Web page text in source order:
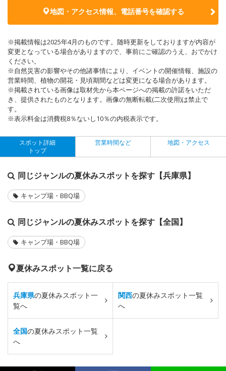
地図・アクセス情報、電話番号を確認する
※掲載情報は2025年4月のものです。随時更新をしておりますが内容が
変更となっている場合がありますので、事前にご確認のうえ、おでかけ
ください。
※自然災害の影響やその他諸事情により、イベントの開催情報、施設の
営業時間、植物の開花・見頃期間などは変更になる場合があります。
※掲載されている画像は取材先から本ページへの掲載の許諾をいただ
き、提供されたものとなります。画像の無断転載(二次使用)は禁止で
す。
※表示料金は消費税8％ないし10％の内税表示です。
スポット詳細
トップ
営業時間など 地図・アクセス
同じジャンルの夏休みスポットを探す【兵庫県】
キャンプ場・BBQ場
同じジャンルの夏休みスポットを探す【全国】
キャンプ場・BBQ場
夏休みスポット一覧に戻る
兵庫県の夏休みスポット一
覧へ
関西の夏休みスポット一覧
へ
全国の夏休みスポット一覧
へ